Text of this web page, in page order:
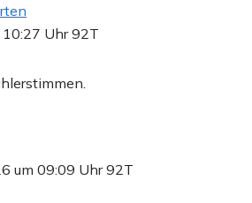
Uhr92T
um 09:09 Uhr92T